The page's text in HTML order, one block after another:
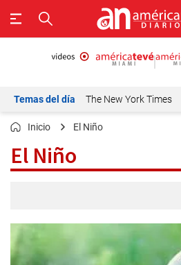
Temas del día The New York Times
Inicio El Niño
El Niño